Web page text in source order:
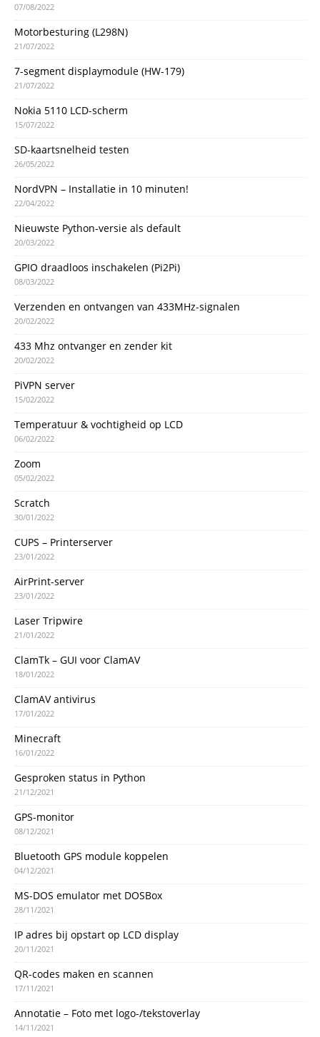
07/08/2022
Motorbesturing (L298N)
21/07/2022
7-segment displaymodule (HW-179)
21/07/2022
Nokia 5110 LCD-scherm
15/07/2022
SD-kaartsnelheid testen
26/05/2022
NordVPN – Installatie in 10 minuten!
22/04/2022
Nieuwste Python-versie als default
20/03/2022
GPIO draadloos inschakelen (Pi2Pi)
08/03/2022
Verzenden en ontvangen van 433MHz-signalen
20/02/2022
433 Mhz ontvanger en zender kit
20/02/2022
PiVPN server
15/02/2022
Temperatuur & vochtigheid op LCD
06/02/2022
Zoom
05/02/2022
Scratch
30/01/2022
CUPS – Printerserver
23/01/2022
AirPrint-server
23/01/2022
Laser Tripwire
21/01/2022
ClamTk – GUI voor ClamAV
18/01/2022
ClamAV antivirus
17/01/2022
Minecraft
16/01/2022
Gesproken status in Python
21/12/2021
GPS-monitor
08/12/2021
Bluetooth GPS module koppelen
04/12/2021
MS-DOS emulator met DOSBox
28/11/2021
IP adres bij opstart op LCD display
20/11/2021
QR-codes maken en scannen
17/11/2021
Annotatie – Foto met logo-/tekstoverlay
14/11/2021